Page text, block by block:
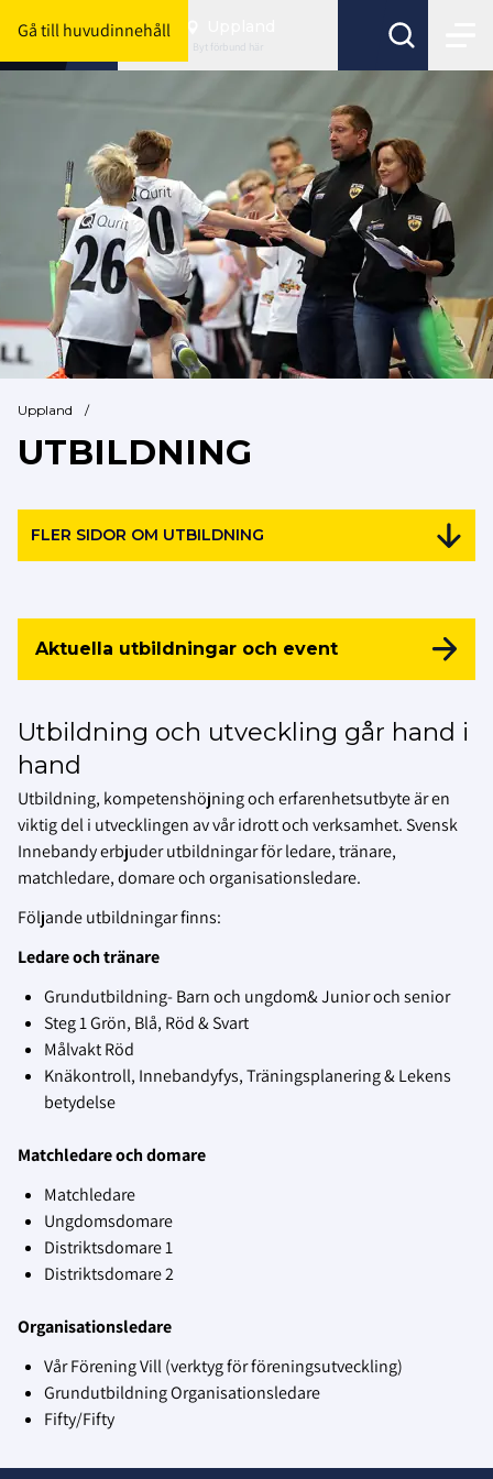
Gå till huvudinnehåll
Byt förbund här
Uppland /
UTBILDNING
FLER SIDOR OM UTBILDNING
Aktuella utbildningar och event
Utbildning och utveckling går hand i
hand
Utbildning, kompetenshöjning och erfarenhetsutbyte är en
viktig del i utvecklingen av vår idrott och verksamhet. Svensk
Innebandy erbjuder utbildningar för ledare, tränare,
matchledare, domare och organisationsledare.
Följande utbildningar finns:
Ledare och tränare
Grundutbildning- Barn och ungdom& Junior och senior
Steg 1 Grön, Blå, Röd & Svart
Målvakt Röd
Knäkontroll, Innebandyfys, Träningsplanering & Lekens
betydelse
Matchledare och domare
Matchledare
Ungdomsdomare
Distriktsdomare 1
Distriktsdomare 2
Organisationsledare
Vår Förening Vill (verktyg för föreningsutveckling)
Grundutbildning Organisationsledare
Fifty/Fifty